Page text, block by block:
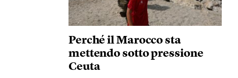
Perché il Marocco sta
mettendo sotto pressione
Ceuta